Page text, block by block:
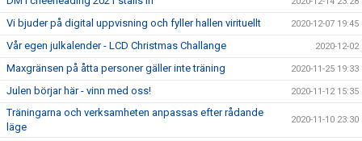
Vi bjuder på digital uppvisning och fyller hallen virituellt 2020-12-07 19:45
Vår egen julkalender - LCD Christmas Challange 2020-12-02
Maxgränsen på åtta personer gäller inte träning 2020-11-25 19:33
Julen börjar här - vinn med oss! 2020-11-12 15:35
Träningarna och verksamheten anpassas efter rådande
läge
2020-11-10 23:30